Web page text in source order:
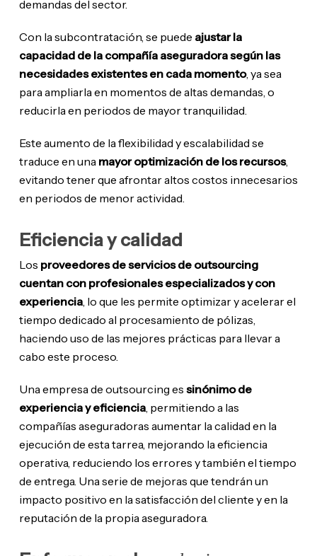
demandas del sector.
Con la subcontratación, se puede ajustar la
capacidad de la compañía aseguradora según las
necesidades existentes en cada momento, ya sea
para ampliarla en momentos de altas demandas, o
reducirla en periodos de mayor tranquilidad.
Este aumento de la flexibilidad y escalabilidad se
traduce en una mayor optimización de los recursos,
evitando tener que afrontar altos costos innecesarios
en periodos de menor actividad.
Eficiencia y calidad
Los proveedores de servicios de outsourcing
cuentan con profesionales especializados y con
experiencia, lo que les permite optimizar y acelerar el
tiempo dedicado al procesamiento de pólizas,
haciendo uso de las mejores prácticas para llevar a
cabo este proceso.
Una empresa de outsourcing es sinónimo de
experiencia y eficiencia, permitiendo a las
compañías aseguradoras aumentar la calidad en la
ejecución de esta tarrea, mejorando la eficiencia
operativa, reduciendo los errores y también el tiempo
de entrega. Una serie de mejoras que tendrán un
impacto positivo en la satisfacción del cliente y en la
reputación de la propia aseguradora.